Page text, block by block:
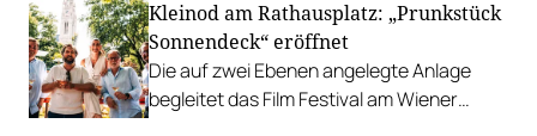
Richard Rauch kocht in der Riederalm
u.v.m.
Kleinod am Rathausplatz: „Prunkstück
Sonnendeck“ eröffnet
Die auf zwei Ebenen angelegte Anlage
begleitet das Film Festival am Wiener